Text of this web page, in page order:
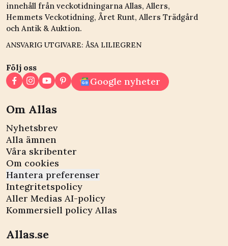
innehåll från veckotidningarna Allas, Allers,
Hemmets Veckotidning, Året Runt, Allers Trädgård
och Antik & Auktion.
ANSVARIG UTGIVARE: ÅSA LILIEGREN
Följ oss
Google nyheter
Om Allas
Nyhetsbrev
Alla ämnen
Våra skribenter
Om cookies
Hantera preferenser
Integritetspolicy
Aller Medias AI-policy
Kommersiell policy Allas
Allas.se